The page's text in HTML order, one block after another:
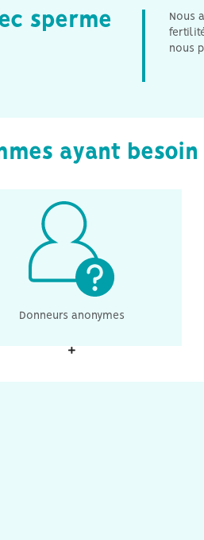
sperme
Nous
nous
ayant
Donneurs anonymes
Au Danemark, vous avez la
de choisir du sperme
par un homme qui préfère
anonyme. Ceci signifie que
parents, ni la clinique, n'ont
aux informations relatives à
leur identité.